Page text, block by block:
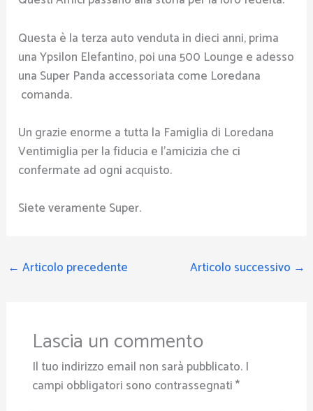
Questa è la terza auto venduta in dieci anni, prima
una Ypsilon Elefantino, poi una 500 Lounge e adesso
una Super Panda accessoriata come Loredana
comanda.
Un grazie enorme a tutta la Famiglia di Loredana
Ventimiglia per la fiducia e l’amicizia che ci
confermate ad ogni acquisto.
Siete veramente Super.
← Articolo precedente Articolo successivo →
Lascia un commento
Il tuo indirizzo email non sarà pubblicato. I
campi obbligatori sono contrassegnati*